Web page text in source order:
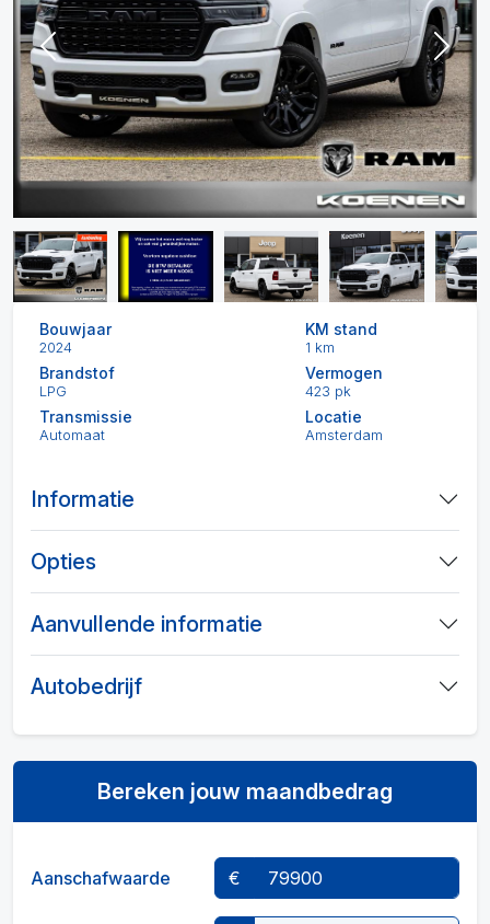
Previous Next
Bouwjaar
2024
KM stand
1 km
Brandstof
LPG
Vermogen
423 pk
Transmissie
Automaat
Locatie
Amsterdam
Informatie
Opties
Aanvullende informatie
Autobedrijf
Bereken jouw maandbedrag
Aanschafwaarde €